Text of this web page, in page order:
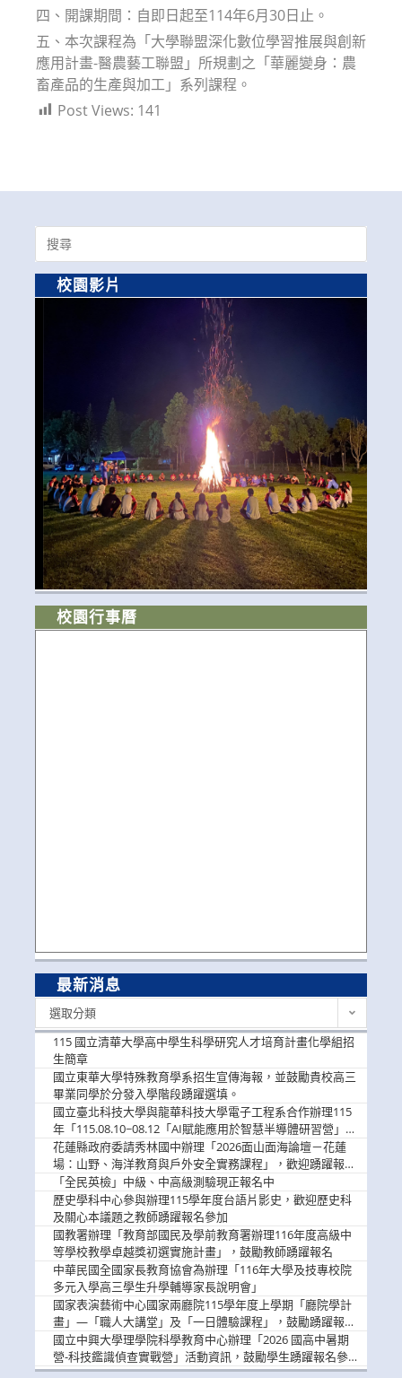
四、開課期間：自即日起至114年6月30日止。
五、本次課程為「大學聯盟深化數位學習推展與創新
應用計畫-醫農藝工聯盟」所規劃之「華麗變身：農
畜產品的生產與加工」系列課程。
Post Views: 141
Search
for:
校園影片
校園行事曆
最新消息
選取分類
115 國立清華大學高中學生科學研究人才培育計畫化學組招
生簡章
國立東華大學特殊教育學系招生宣傳海報，並鼓勵貴校高三
畢業同學於分發入學階段踴躍選填。
國立臺北科技大學與龍華科技大學電子工程系合作辦理115
年「115.08.10~08.12「AI賦能應用於智慧半導體研習營」，
歡迎學生踴躍報名參加
花蓮縣政府委請秀林國中辦理「2026面山面海論壇－花蓮
場：山野、海洋教育與戶外安全實務課程」，歡迎踴躍報名
參加
「全民英檢」中級、中高級測驗現正報名中
歷史學科中心參與辦理115學年度台語片影史，歡迎歷史科
及關心本議題之教師踴躍報名參加
國教署辦理「教育部國民及學前教育署辦理116年度高級中
等學校教學卓越獎初選實施計畫」，鼓勵教師踴躍報名
中華民國全國家長教育協會為辦理「116年大學及技專校院
多元入學高三學生升學輔導家長說明會」
國家表演藝術中心國家兩廳院115學年度上學期「廳院學計
畫」—「職人大講堂」及「一日體驗課程」，鼓勵踴躍報名
參與。
國立中興大學理學院科學教育中心辦理「2026 國高中暑期
營-科技鑑識偵查實戰營」活動資訊，鼓勵學生踴躍報名參
加。